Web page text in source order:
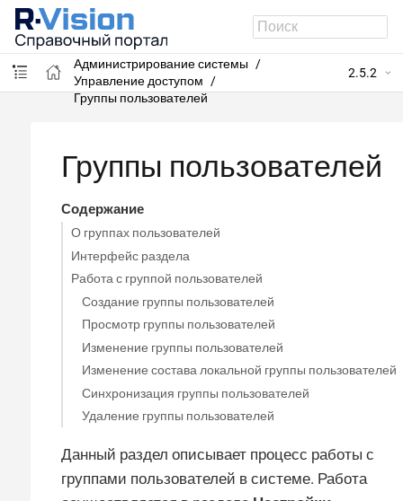
R-Vision SIEM
Администрирование системы
Управление доступом
Группы пользователей
2.5.2
Группы пользователей
Содержание
О группах пользователей
Интерфейс раздела
Работа с группой пользователей
Создание группы пользователей
Просмотр группы пользователей
Изменение группы пользователей
Изменение состава локальной группы пользователей
Синхронизация группы пользователей
Удаление группы пользователей
Данный раздел описывает процесс работы с
группами пользователей в системе. Работа